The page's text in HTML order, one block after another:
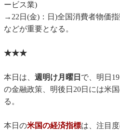
ービス業)
→22日(金)：日)全国消費者物価指
などが重要となる。
★★★
本日は、 週明け月曜日 で、明日
の金融政策、明後日20日には米
る。
本日の米国の経済指標は、注目